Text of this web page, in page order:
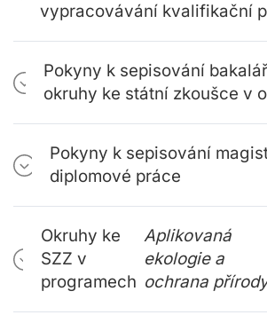
vypracovávání kvalifikační
Pokyny k sepisování
okruhy ke státní zkoušce v
Pokyny k sepisování
diplomové práce
Okruhy ke
SZZ v
programech
Aplikovaná
ekologie a
ochrana